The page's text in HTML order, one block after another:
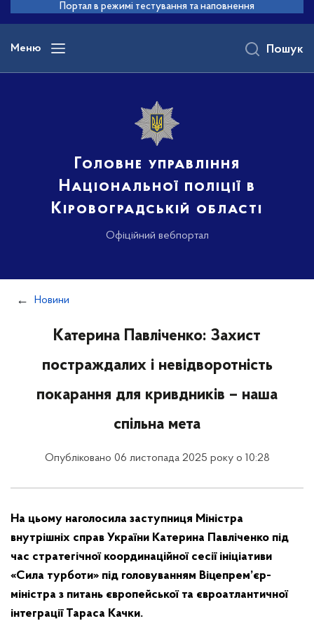
основного
вмісту
Портал в режимі тестування та наповнення
Меню
Головне управління
Національної поліції в
Кіровоградській області
Офіційний вебпортал
Пошук
Новини
Катерина Павліченко: Захист
постраждалих і невідворотність
покарання для кривдників – наша
спільна мета
Опубліковано 06 листопада 2025 року о 10:28
На цьому наголосила заступниця Міністра
внутрішніх справ України Катерина Павліченко під
час стратегічної координаційної сесії ініціативи
«Сила турботи» під головуванням Віцепрем’єр-
міністра з питань європейської та євроатлантичної
інтеграції Тараса Качки.